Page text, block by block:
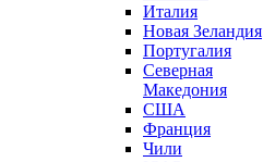
Италия
Новая Зеландия
Португалия
Северная
Македония
США
Франция
Чили